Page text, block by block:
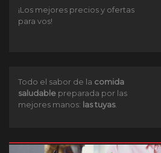
¡Los mejores precios y ofertas
para vos!
Todo el sabor de la comida
saludable preparada por las
mejores manos: las tuyas.